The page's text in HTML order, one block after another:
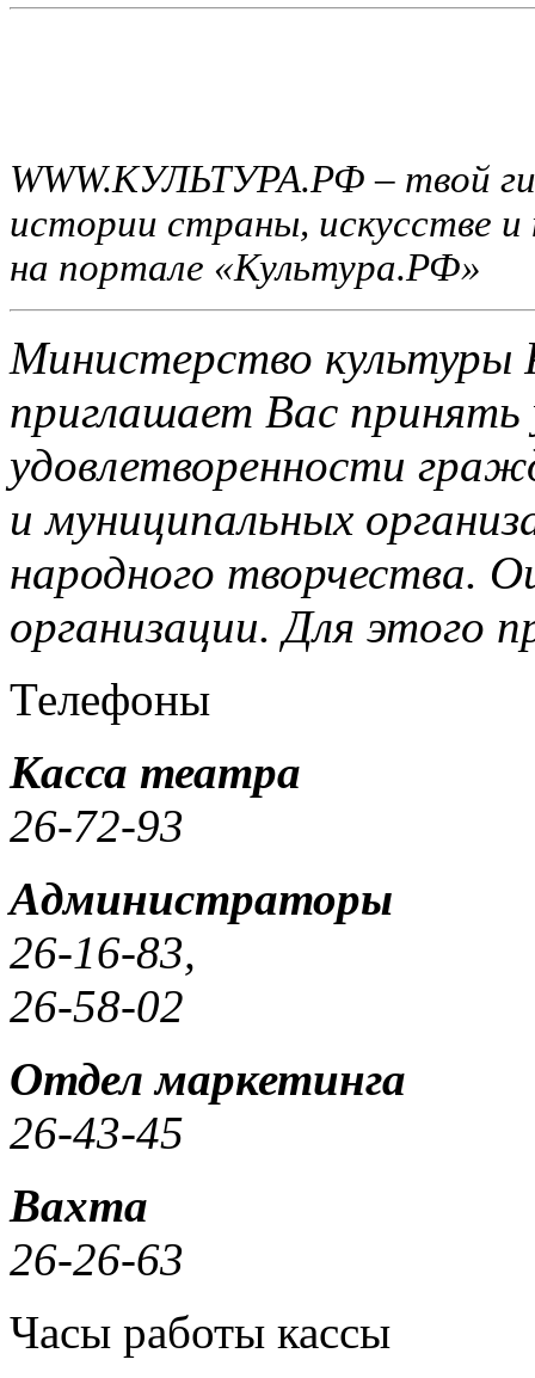
WWW.КУЛЬТУРА.РФ – твой
истории страны, искусстве
на портале «Культура.РФ»
Министерство культуры
приглашает Вас принять
удовлетворенности
и муниципальных
народного творчества.
организации.Для этого
Телефоны
Касса театра
26-72-93
Администраторы
26-16-83,
26-58-02
Отдел маркетинга
26-43-45
Вахта
26-26-63
Часы работы кассы